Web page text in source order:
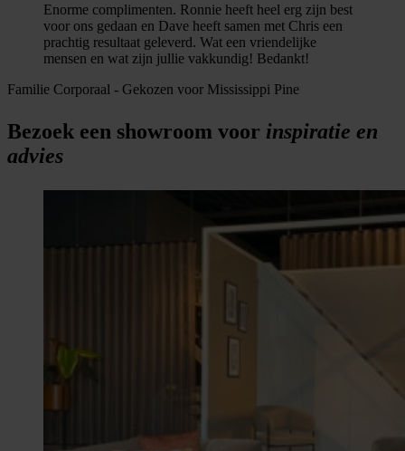
Enorme complimenten. Ronnie heeft heel erg zijn best
voor ons gedaan en Dave heeft samen met Chris een
prachtig resultaat geleverd. Wat een vriendelijke
mensen en wat zijn jullie vakkundig! Bedankt!
Familie Corporaal - Gekozen voor Mississippi Pine
Bezoek een showroom voor inspiratie en
advies